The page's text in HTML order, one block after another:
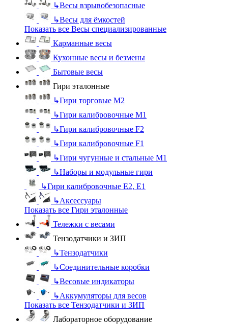
↳Весы взрывобезопасные
↳Весы для ёмкостей
Показать все Весы специализированные
Карманные весы
Кухонные весы и безмены
Бытовые весы
Гири эталонные
↳Гири торговые М2
↳Гири калибровочные М1
↳Гири калибровочные F2
↳Гири калибровочные F1
↳Гири чугунные и стальные М1
↳Наборы и модульные гири
↳Гири калибровочные E2, Е1
↳Аксессуары
Показать все Гири эталонные
Тележки с весами
Тензодатчики и ЗИП
↳Тензодатчики
↳Соединительные коробки
↳Весовые индикаторы
↳Аккумуляторы для весов
Показать все Тензодатчики и ЗИП
Лабораторное оборудование